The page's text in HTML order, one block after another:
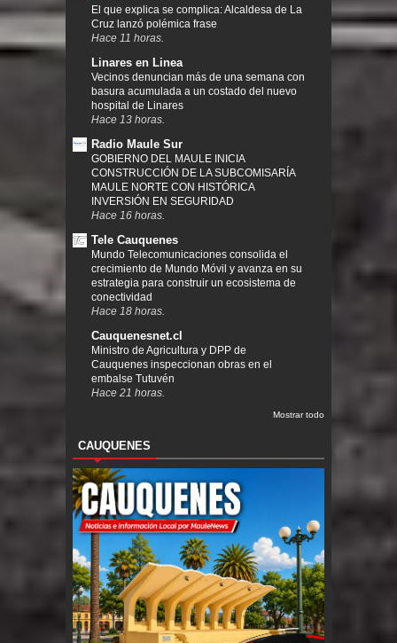
El que explica se complica: Alcaldesa de La
Cruz lanzó polémica frase
Hace 11 horas.
Linares en Linea
Vecinos denuncian más de una semana con
basura acumulada a un costado del nuevo
hospital de Linares
Hace 13 horas.
Radio Maule Sur
GOBIERNO DEL MAULE INICIA
CONSTRUCCIÓN DE LA SUBCOMISARÍA
MAULE NORTE CON HISTÓRICA
INVERSIÓN EN SEGURIDAD
Hace 16 horas.
Tele Cauquenes
Mundo Telecomunicaciones consolida el
crecimiento de Mundo Móvil y avanza en su
estrategia para construir un ecosistema de
conectividad
Hace 18 horas.
Cauquenesnet.cl
Ministro de Agricultura y DPP de
Cauquenes inspeccionan obras en el
embalse Tutuvén
Hace 21 horas.
Mostrar todo
CAUQUENES